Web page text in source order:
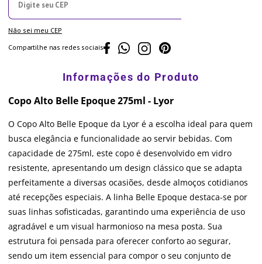
Não sei meu CEP
Compartilhe nas redes sociais
Copo Alto Belle Epoque 275ml - Lyor
O Copo Alto Belle Epoque da Lyor é a escolha ideal para quem
busca elegância e funcionalidade ao servir bebidas. Com
capacidade de 275ml, este copo é desenvolvido em vidro
resistente, apresentando um design clássico que se adapta
perfeitamente a diversas ocasiões, desde almoços cotidianos
até recepções especiais. A linha Belle Epoque destaca-se por
suas linhas sofisticadas, garantindo uma experiência de uso
agradável e um visual harmonioso na mesa posta. Sua
estrutura foi pensada para oferecer conforto ao segurar,
sendo um item essencial para compor o seu conjunto de